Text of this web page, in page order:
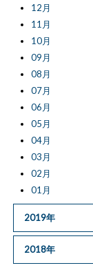
12月
11月
10月
09月
08月
07月
06月
05月
04月
03月
02月
01月
2019年
2018年